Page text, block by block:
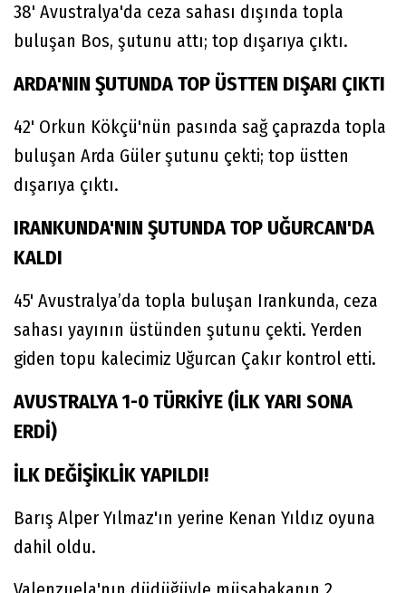
38' Avustralya'da ceza sahası dışında topla
buluşan Bos, şutunu attı; top dışarıya çıktı.
ARDA'NIN ŞUTUNDA TOP ÜSTTEN DIŞARI ÇIKTI
42' Orkun Kökçü'nün pasında sağ çaprazda topla
buluşan Arda Güler şutunu çekti; top üstten
dışarıya çıktı.
IRANKUNDA'NIN ŞUTUNDA TOP UĞURCAN'DA
KALDI
45' Avustralya’da topla buluşan Irankunda, ceza
sahası yayının üstünden şutunu çekti. Yerden
giden topu kalecimiz Uğurcan Çakır kontrol etti.
AVUSTRALYA 1-0 TÜRKİYE (İLK YARI SONA
ERDİ)
İLK DEĞİŞİKLİK YAPILDI!
Barış Alper Yılmaz'ın yerine Kenan Yıldız oyuna
dahil oldu.